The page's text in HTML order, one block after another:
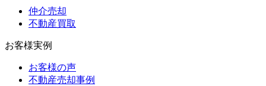
仲介売却
不動産買取
お客様実例
お客様の声
不動産売却事例